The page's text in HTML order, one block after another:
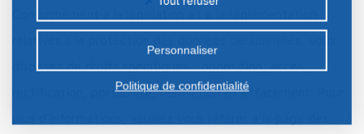
disposez de droits spécifiques : opposition, accès,
rectification, portabilité, restriction et effacement. Pour
préalable.
Personnaliser
Politique de confidentialité